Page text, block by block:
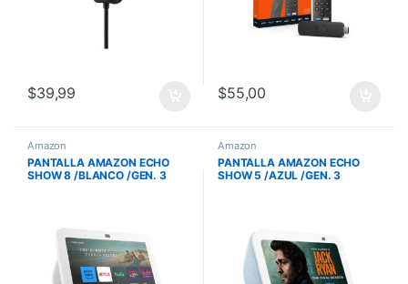
$39,99 $55,00
Amazon
PANTALLA AMAZON ECHO
SHOW 8 /BLANCO /GEN. 3
Amazon
PANTALLA AMAZON ECHO
SHOW 5 /AZUL /GEN. 3